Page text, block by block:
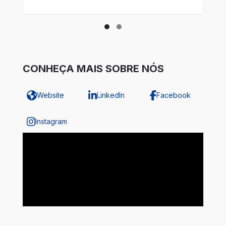
CONHEÇA MAIS SOBRE NÓS
Website LinkedIn Facebook
Instagram